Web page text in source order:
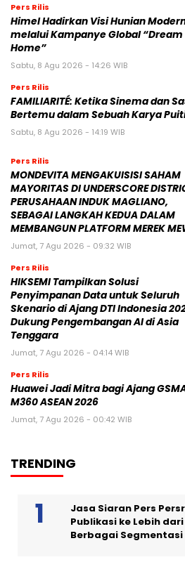
Pers Rilis
Himel Hadirkan Visi Hunian
melalui Kampanye Global “Dream
Home”
Sabtu, 8 Agu 2026 - 14:26 WIB
Pers Rilis
FAMILIARITÉ: Ketika Sinema dan
Bertemu dalam Sebuah Karya
Sabtu, 8 Agu 2026 - 14:19 WIB
Pers Rilis
MONDEVITA MENGAKUISISI SAHAM
MAYORITAS DI UNDERSCORE
PERUSAHAAN INDUK MAGLIANO,
SEBAGAI LANGKAH KEDUA DALAM
MEMBANGUN PLATFORM MEREK
Jumat, 7 Agu 2026 - 09:32 WIB
Pers Rilis
HIKSEMI Tampilkan Solusi
Penyimpanan Data untuk Seluruh
Skenario di Ajang DTI Indonesia
Dukung Pengembangan AI di Asia
Tenggara
Jumat, 7 Agu 2026 - 04:14 WIB
Pers Rilis
Huawei Jadi Mitra bagi Ajang
M360 ASEAN 2026
Jumat, 7 Agu 2026 - 00:42 WIB
TRENDING
Jasa Siaran Pers
Publikasi ke Lebih
Berbagai Segmentasi